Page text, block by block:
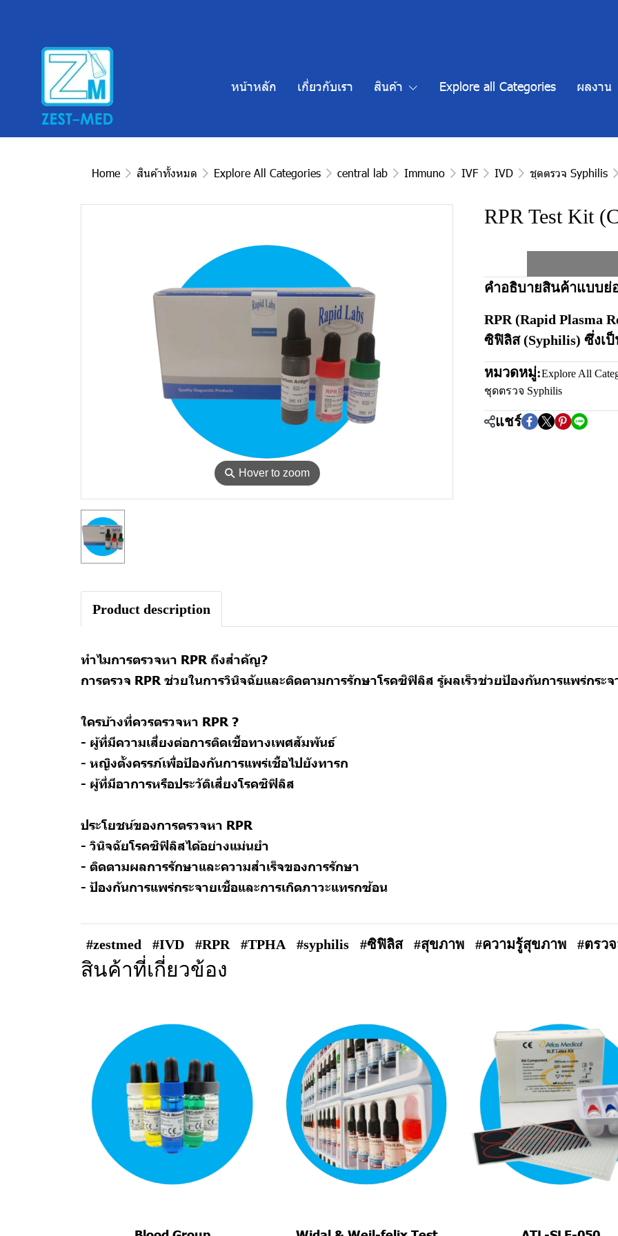
หน้าหลัก เกี่ยวกับเรา สินค้า Explore all Categories ผลงาน
Home สินค้าทั้งหมด Explore All Categories central lab Immuno IVF IVD ชุดตรวจ Syphilis
⚲ Hover to zoom
RPR Test Kit
คำอธิบายสินค้าแบบย่
RPR (Rapid Plasma
ซิฟิลิส (Syphilis) ซึ่งเ
หมวดหมู่:Explore All
ชุดตรวจ Syphilis
แชร์
Product description
ทำไมการตรวจหา RPR ถึงสำคัญ?
การตรวจ RPR ช่วยในการวินิจฉัยและติดตามการรักษาโรคซิฟิลิส รู้ผลเร็วช่วยป้องกันการแพร่กระ
ใครบ้างที่ควรตรวจหา RPR ?
- ผู้ที่มีความเสี่ยงต่อการติดเชื้อทางเพศสัมพันธ์
- หญิงตั้งครรภ์เพื่อป้องกันการแพร่เชื้อไปยังทารก
- ผู้ที่มีอาการหรือประวัติเสี่ยงโรคซิฟิลิส
ประโยชน์ของการตรวจหา RPR
- วินิจฉัยโรคซิฟิลิสได้อย่างแม่นยำ
- ติดตามผลการรักษาและความสำเร็จของการรักษา
- ป้องกันการแพร่กระจายเชื้อและการเกิดภาวะแทรกซ้อน
#zestmed #IVD #RPR #TPHA #syphilis #ซิฟิลิส #สุขภาพ #ความรู้สุขภาพ #ตรว
สินค้าที่เกี่ยวข้อง